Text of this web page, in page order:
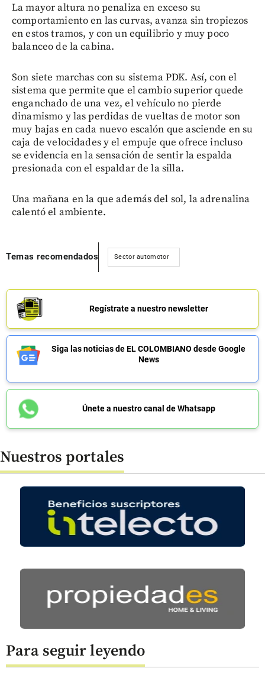
La mayor altura no penaliza en exceso su
comportamiento en las curvas, avanza sin tropiezos
en estos tramos, y con un equilibrio y muy poco
balanceo de la cabina.
Son siete marchas con su sistema PDK. Así, con el
sistema que permite que el cambio superior quede
enganchado de una vez, el vehículo no pierde
dinamismo y las perdidas de vueltas de motor son
muy bajas en cada nuevo escalón que asciende en su
caja de velocidades y el empuje que ofrece incluso
se evidencia en la sensación de sentir la espalda
presionada con el espaldar de la silla.
Una mañana en la que además del sol, la adrenalina
calentó el ambiente.
Temas recomendados Sector automotor
Regístrate a nuestro newsletter
Siga las noticias de EL COLOMBIANO desde Google
News
Únete a nuestro canal de Whatsapp
Nuestros portales
Para seguir leyendo